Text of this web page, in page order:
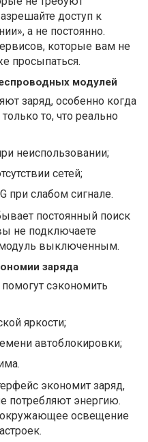
доступ к
а не постоянно.
которые вам не
просыпаться.
модулей
заряд, особенно когда
то, что реально
неиспользовании;
сетей;
при слабом сигнале.
постоянный поиск
не подключаете
модуль выключенным.
заряда
сэкономить
яркости;
автоблокировки;
экономит заряд,
потребляют энергию.
окружающее освещение